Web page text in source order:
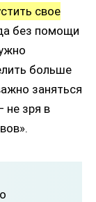
свое
без помощи
больше
заняться
не зря в